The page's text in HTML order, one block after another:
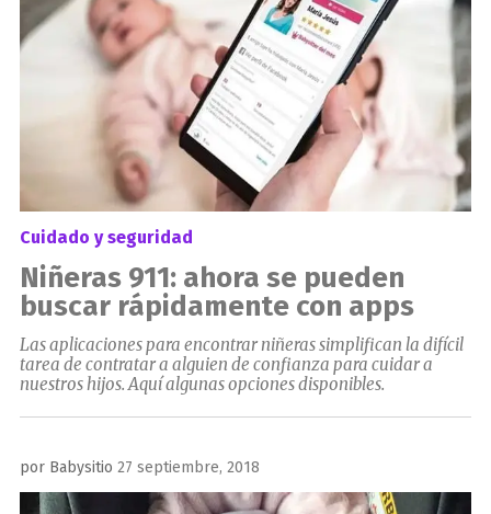
Cuidado y seguridad
Niñeras 911: ahora se pueden
buscar rápidamente con apps
Las aplicaciones para encontrar niñeras simplifican la difícil
tarea de contratar a alguien de confianza para cuidar a
nuestros hijos. Aquí algunas opciones disponibles.
por Babysitio Publicado
el
27 septiembre, 2018